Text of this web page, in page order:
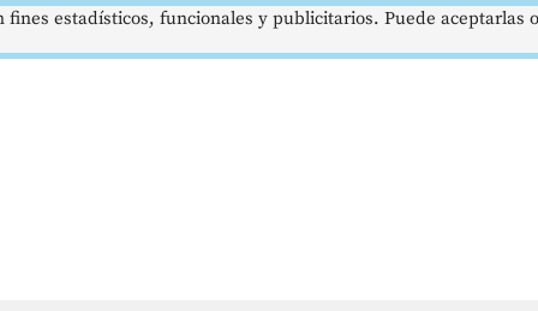
estadísticos, funcionales y publicitarios. Puede aceptarlas